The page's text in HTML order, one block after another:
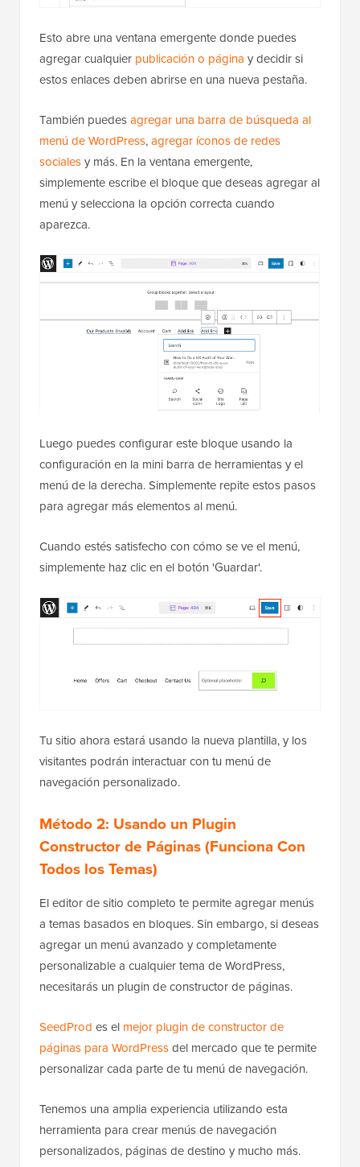
Esto abre una ventana emergente donde puedes
agregar cualquier publicación o página y decidir si
estos enlaces deben abrirse en una nueva pestaña.
También puedesagregar una barra de búsqueda al
menú de WordPress,agregar íconos de redes
socialesy más. En la ventana emergente,
simplemente escribe el bloque que deseas agregar al
menú y selecciona la opción correcta cuando
aparezca.
Luego puedes configurar este bloque usando la
configuración en la mini barra de herramientas y el
menú de la derecha. Simplemente repite estos pasos
para agregar más elementos al menú.
Cuando estés satisfecho con cómo se ve el menú,
simplemente haz clic en el botón 'Guardar'.
Tu sitio ahora estará usando la nueva plantilla, y los
visitantes podrán interactuar con tu menú de
navegación personalizado.
Método 2: Usando un Plugin
Constructor de Páginas (Funciona Con
Todos los Temas)
El editor de sitio completo te permite agregar menús
a temas basados en bloques. Sin embargo, si deseas
agregar un menú avanzado y completamente
personalizable a cualquier tema de WordPress,
necesitarás un plugin de constructor de páginas.
SeedProd es el mejor plugin de constructor de
páginas para WordPressdel mercado que te permite
personalizar cada parte de tu menú de navegación.
Tenemos una amplia experiencia utilizando esta
herramienta para crear menús de navegación
personalizados, páginas de destino y mucho más.